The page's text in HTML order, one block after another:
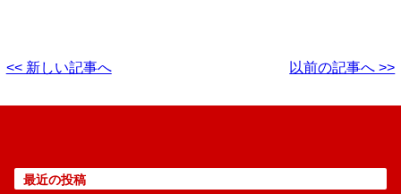
<< 新しい記事へ 以前の記事へ >>
最近の投稿